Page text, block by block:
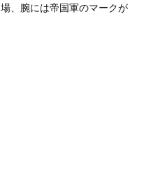
場、腕には帝国軍のマークが